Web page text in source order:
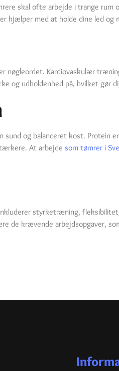
skal ofte arbejde i trange rum
hjælper med at holde dine led og
nøgleordet. Kardiovaskulær
og udholdenhed på, hvilket gør
og balanceret kost.
At arbejde som tømrer i
styrketræning,
de krævende arbejdsopgaver,